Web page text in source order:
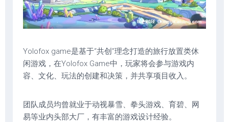
Yolofox game是基于“共创”理念打造的旅行放置类休
闲游戏，在Yolofox Game中，玩家将会参与游戏内
容、文化、玩法的创建和决策，并共享项目收入。
团队成员均曾就业于动视暴雪、拳头游戏、育碧、网
易等业内头部大厂，有丰富的游戏设计经验。